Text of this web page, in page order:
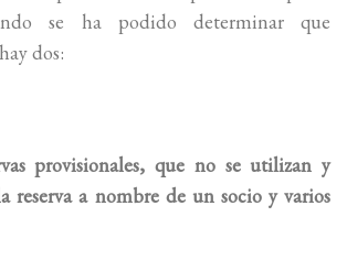
se ha podido determinar que
dos:
provisionales, que no se utilizan y
reserva a nombre de un socio y varios